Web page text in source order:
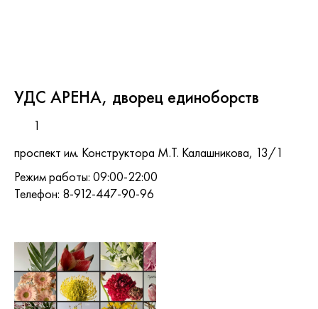
УДС АРЕНА, дворец единоборств
1
проспект им. Конструктора М.Т. Калашникова, 13/1
Режим работы: 09:00-22:00
Телефон: 8-912-447-90-96